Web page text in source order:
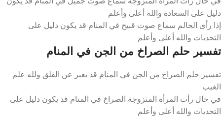
دليل على السعادة والله أعلى وأعلم
إذا رأى الحالم سماع صوت قبيح في المنام قد يكون دليل على
التحديات والله أعلى وأعلم
تفسير حلم الصراخ من الجن في المنام
تفسير حلم الصراخ من الجن في المنام قد يعبر عن القلق ولله علم
الغيب
في حال رأت المرأة المتزوجة الصراخ في المنام قد يكون دليل على
التحديات والله أعلى وأعلم